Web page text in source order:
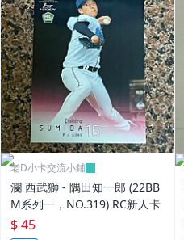
老D小卡交流小鋪
瀾 西武獅 - 隅田知一郎 (22BB
M系列一，NO.319) RC新人卡
$ 45